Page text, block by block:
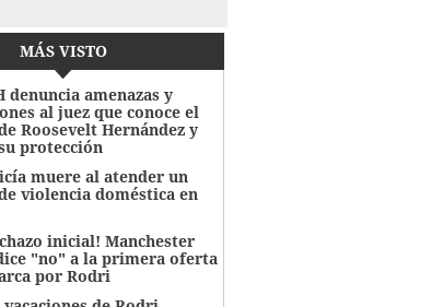
MÁS VISTO
denuncia amenazas y
al juez que conoce el
Roosevelt Hernández y
protección
muere al atender un
violencia doméstica en
inicial! Manchester
"no" a la primera oferta
por Rodri